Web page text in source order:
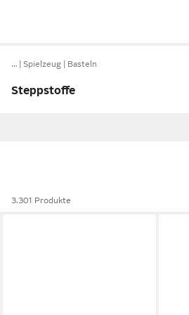
… Spielzeug Basteln
Steppstoffe
3.301 Produkte